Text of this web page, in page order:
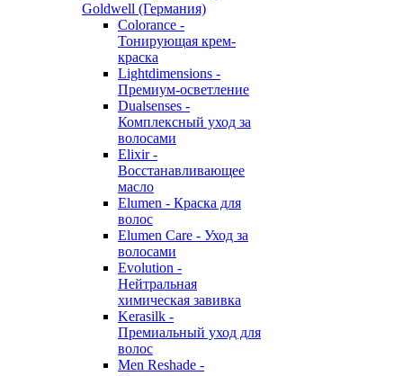
Goldwell (Германия)
Colorance -
Тонирующая крем-
краска
Lightdimensions -
Премиум-осветление
Dualsenses -
Комплексный уход за
волосами
Elixir -
Восстанавливающее
масло
Elumen - Краска для
волос
Elumen Care - Уход за
волосами
Evolution -
Нейтральная
химическая завивка
Kerasilk -
Премиальный уход для
волос
Men Reshade -